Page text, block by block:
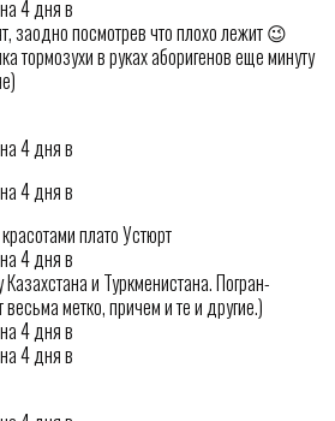
заодно посмотрев что плохо лежит 😉
тормозухи в руках аборигенов еще минуту
плато Устюрт
и Туркменистана. Погран-
метко, причем и те и другие.)